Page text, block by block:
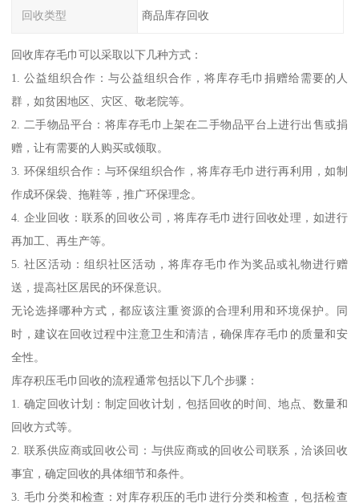
回收类型 商品库存回收
回收库存毛巾可以采取以下几种方式：
1. 公益组织合作：与公益组织合作，将库存毛巾捐赠给需要的人
群，如贫困地区、灾区、敬老院等。
2. 二手物品平台：将库存毛巾上架在二手物品平台上进行出售或捐
赠，让有需要的人购买或领取。
3. 环保组织合作：与环保组织合作，将库存毛巾进行再利用，如制
作成环保袋、拖鞋等，推广环保理念。
4. 企业回收：联系的回收公司，将库存毛巾进行回收处理，如进行
再加工、再生产等。
5. 社区活动：组织社区活动，将库存毛巾作为奖品或礼物进行赠
送，提高社区居民的环保意识。
无论选择哪种方式，都应该注重资源的合理利用和环境保护。同
时，建议在回收过程中注意卫生和清洁，确保库存毛巾的质量和安
全性。
库存积压毛巾回收的流程通常包括以下几个步骤：
1. 确定回收计划：制定回收计划，包括回收的时间、地点、数量和
回收方式等。
2. 联系供应商或回收公司：与供应商或的回收公司联系，洽谈回收
事宜，确定回收的具体细节和条件。
3. 毛巾分类和检查：对库存积压的毛巾进行分类和检查，包括检查